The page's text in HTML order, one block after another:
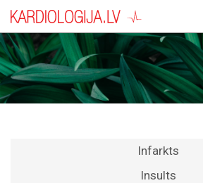
Infarkts
Insults